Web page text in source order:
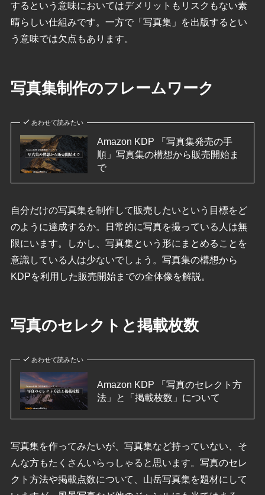
するという意味においてはデメリットもリスクもない素
晴らしい仕組みです。一方で「写真集」を出版するとい
う意味では欠点もあります。
写真集制作のフレームワーク
あわせて読みたい
Amazon KDP 「写真集発売の手
順」写真集の構想から販売開始ま
で
自分だけの写真集を制作して販売したいという目標をど
のように達成するか。日常的に写真を撮っている人は無
限にいます。しかし、写真集という形にまとめることを
意識している人は少ないでしょう。写真集の構想から
KDPを利用した販売開始までの全体像を解説。
写真のセレクトと掲載枚数
あわせて読みたい
Amazon KDP 「写真のセレクト方
法」と「掲載枚数」について
写真集を作ってみたいが、写真集など持っていない、そ
んな方もたくさんいらっしゃると思います。写真のセレ
クト方法や掲載点数について、山岳写真集を題材にして